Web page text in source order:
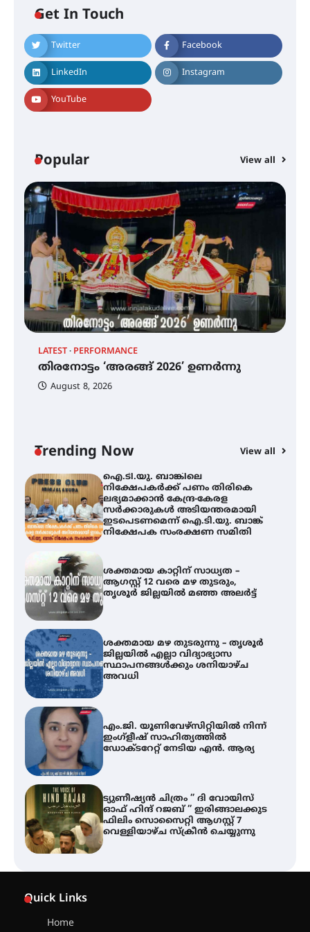
Get In Touch
Twitter Facebook
LinkedIn Instagram
YouTube
Popular View all
LATEST PERFORMANCE
തിരനോട്ടം ‘അരങ്ങ് 2026’ ഉണർന്നു
August 8, 2026
Trending Now View all
ഐ.ടി.യു. ബാങ്കിലെ
നിക്ഷേപകർക്ക് പണം തിരികെ
ലഭ്യമാക്കാൻ കേന്ദ്ര-കേരള
സർക്കാരുകൾ അടിയന്തരമായി
ഇടപെടണമെന്ന് ഐ.ടി.യു. ബാങ്ക്
നിക്ഷേപക സംരക്ഷണ സമിതി
ശക്തമായ കാറ്റിന് സാധ്യത –
ജില്ലയിൽ എല്ലാ വിദ്യാഭ്യാസ
സ്ഥാപനങ്ങൾക്കും ശനിയാഴ്ച
അവധി
എം.ജി. യൂണിവേഴ്‌സിറ്റിയിൽ നിന്ന്
ഇംഗ്ളീഷ് സാഹിത്യത്തിൽ
ഡോക്ടറേറ്റ് നേടിയ എൻ. ആര്യ
ട്യുണീഷ്യൻ ചിത്രം ” ദി വോയിസ്
ഫിലിം സൊസൈറ്റി ആഗസ്റ്റ് 7
വെള്ളിയാഴ്ച സ്‌ക്രീൻ ചെയ്യുന്നു
ഐ.ടി.യു. ബാങ്കിലെ
നിക്ഷേപകർക്ക് പണം തിരികെ
ലഭ്യമാക്കാൻ കേന്ദ്ര-കേരള
സർക്കാരുകൾ അടിയന്തരമായി
ഇടപെടണമെന്ന് ഐ.ടി.യു. ബാങ്ക്
നിക്ഷേപക സംരക്ഷണ സമിതി
ശക്തമായ കാറ്റിന് സാധ്യത –
ആഗസ്റ്റ് 12 വരെ മഴ തുടരും,
തൃശൂർ ജില്ലയിൽ മഞ്ഞ അലർട്ട്
ശക്തമായ മഴ തുടരുന്നു – തൃശൂർ
ജില്ലയിൽ എല്ലാ വിദ്യാഭ്യാസ
സ്ഥാപനങ്ങൾക്കും ശനിയാഴ്ച
അവധി
എം.ജി. യൂണിവേഴ്‌സിറ്റിയിൽ നിന്ന്
ഇംഗ്ളീഷ് സാഹിത്യത്തിൽ
ഡോക്ടറേറ്റ് നേടിയ എൻ. ആര്യ
ട്യുണീഷ്യൻ ചിത്രം ” ദി വോയിസ്
ഓഫ് ഹിന്ദ് റജബ് ” ഇരിങ്ങാലക്കുട
ഫിലിം സൊസൈറ്റി ആഗസ്റ്റ് 7
വെള്ളിയാഴ്ച സ്‌ക്രീൻ ചെയ്യുന്നു
Quick Links
Home